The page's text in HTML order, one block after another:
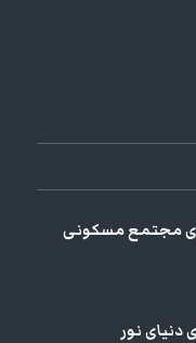
مجتمع مسکونی
نور